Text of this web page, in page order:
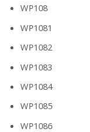
WP108
WP1081
WP1082
WP1083
WP1084
WP1085
WP1086